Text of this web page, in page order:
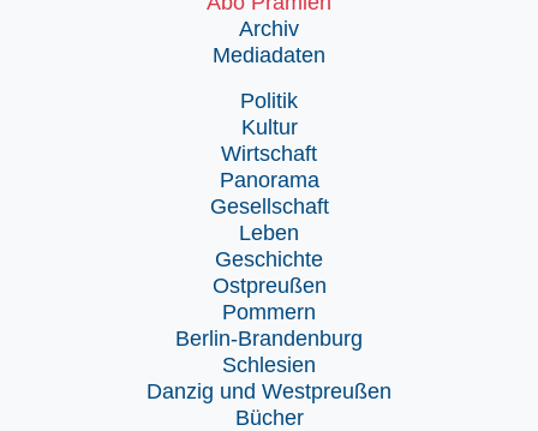
Archiv
Mediadaten
Politik
Kultur
Wirtschaft
Panorama
Gesellschaft
Leben
Geschichte
Ostpreußen
Pommern
Berlin-Brandenburg
Schlesien
Danzig und Westpreußen
Bücher